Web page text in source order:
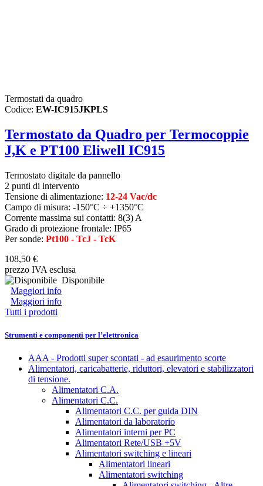
Termostati da quadro
Codice: EW-IC915JKPLS
Termostato da Quadro per Termocoppie
J,K e PT100 Eliwell IC915
Termostato digitale da pannello
2 punti di intervento
Tensione di alimentazione: 12-24 Vac/dc
Campo di misura: -150°C ÷ +1350°C
Corrente massima sui contatti: 8(3) A
Grado di protezione frontale: IP65
Per sonde: Pt100 - TcJ - TcK
108,50 €
prezzo IVA esclusa
Disponibile
Maggiori info
Maggiori info
Tutti i prodotti
Strumenti e componenti per l’elettronica
AAA - Prodotti super scontati - ad esaurimento scorte
Alimentatori, caricabatterie, riduttori, elevatori e stabilizzatori
di tensione.
Alimentatori C.A.
Alimentatori C.C.
Alimentatori C.C. per guida DIN
Alimentatori da laboratorio
Alimentatori interni per PC
Alimentatori Rete/USB +5V
Alimentatori switching e lineari
Alimentatori lineari
Alimentatori switching